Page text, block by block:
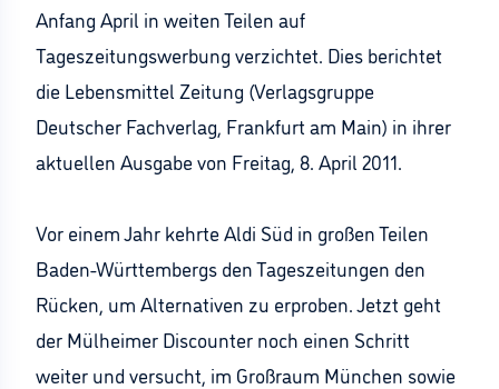
Anfang April in weiten Teilen auf
Tageszeitungswerbung verzichtet. Dies berichtet
die Lebensmittel Zeitung (Verlagsgruppe
Deutscher Fachverlag, Frankfurt am Main) in ihrer
aktuellen Ausgabe von Freitag, 8. April 2011.
Vor einem Jahr kehrte Aldi Süd in großen Teilen
Baden-Württembergs den Tageszeitungen den
Rücken, um Alternativen zu erproben. Jetzt geht
der Mülheimer Discounter noch einen Schritt
weiter und versucht, im Großraum München sowie